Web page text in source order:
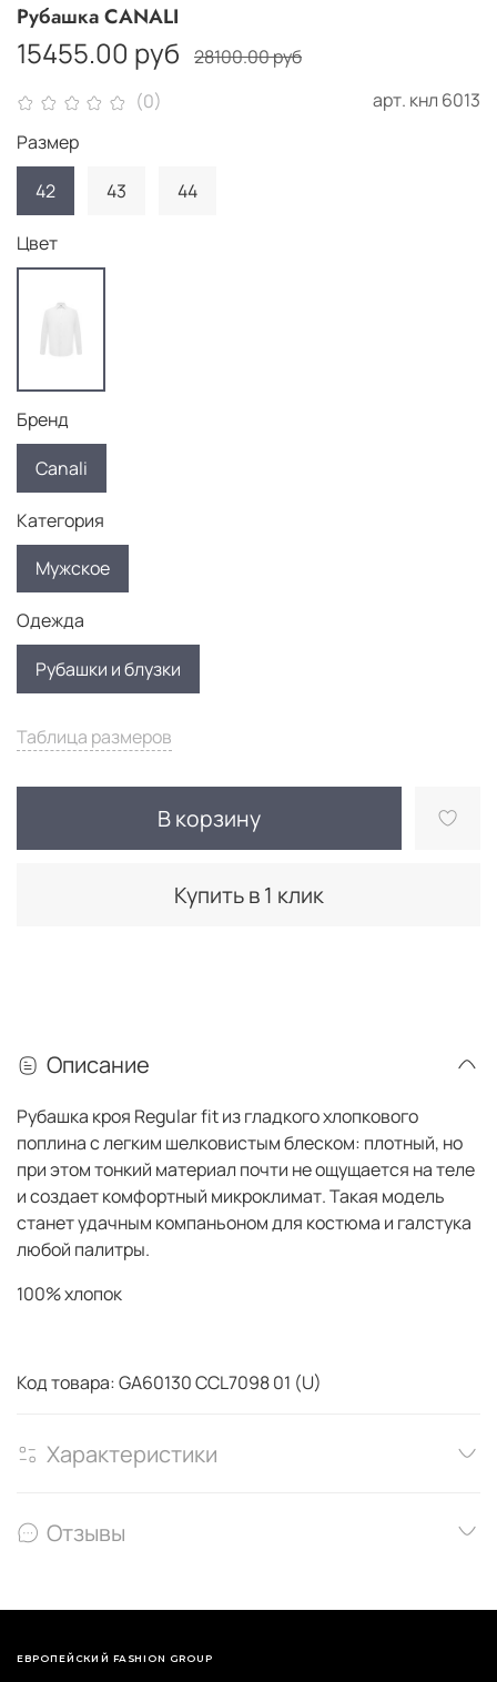
(0) арт. кнл 6013
Рубашка CANALI
15455.00 руб 28100.00 руб
Таблица размеров
В корзину
Купить в 1 клик
Размер
42
43 44
Цвет
Бренд
Canali
Категория
Мужское
Одежда
Рубашки и блузки
Описание
Рубашка кроя Regular fit из гладкого хлопкового
поплина с легким шелковистым блеском: плотный, но
при этом тонкий материал почти не ощущается на теле
и создает комфортный микроклимат. Такая модель
станет удачным компаньоном для костюма и галстука
любой палитры.
100% хлопок
Код товара: GA60130 CCL7098 01 (U)
Характеристики
Отзывы
ЕВРОПЕЙСКИЙ FASHION GROUP